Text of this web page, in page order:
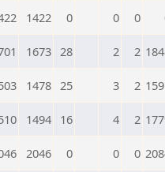
1422 0 0 0
1673 28 2 2
1478 25 3 2
1494 16 4 2
2046 0 0 0